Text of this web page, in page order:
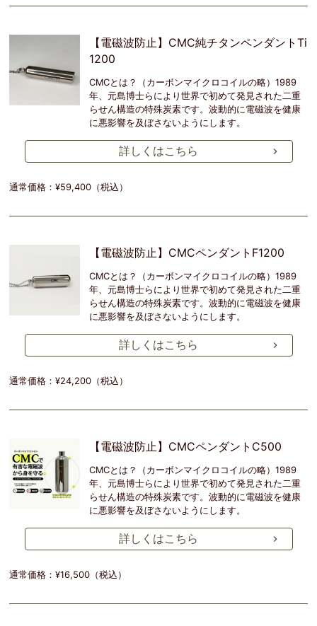
【電磁波防止】CMC純チタンペンダントTi
1200
CMCとは？（カーボンマイクロコイルの略）1989
年、元島博士らにより世界で初めて発見された二重
らせん構造の特殊炭素です。波動的に電磁波を健康
に悪影響を及ぼさないようにします。
詳しくはこちら
通常価格：¥59,400（税込）
【電磁波防止】CMCペンダントF1200
CMCとは？（カーボンマイクロコイルの略）1989
年、元島博士らにより世界で初めて発見された二重
らせん構造の特殊炭素です。波動的に電磁波を健康
に悪影響を及ぼさないようにします。
詳しくはこちら
通常価格：¥24,200（税込）
【電磁波防止】CMCペンダントC500
CMCとは？（カーボンマイクロコイルの略）1989
年、元島博士らにより世界で初めて発見された二重
らせん構造の特殊炭素です。波動的に電磁波を健康
に悪影響を及ぼさないようにします。
詳しくはこちら
通常価格：¥16,500（税込）